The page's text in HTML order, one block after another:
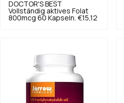
DOCTOR'S BEST
Vollständig aktives Folat
800mcg 60 Kapseln. €15,12